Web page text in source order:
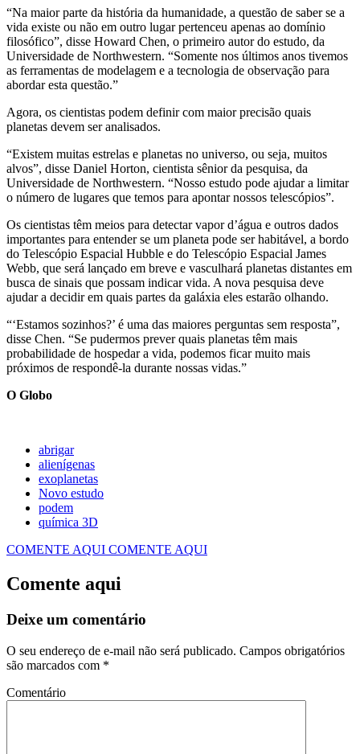
“Na maior parte da história da humanidade, a questão de saber se a
vida existe ou não em outro lugar pertenceu apenas ao domínio
filosófico”, disse Howard Chen, o primeiro autor do estudo, da
Universidade de Northwestern. “Somente nos últimos anos tivemos
as ferramentas de modelagem e a tecnologia de observação para
abordar esta questão.”
Agora, os cientistas podem definir com maior precisão quais
planetas devem ser analisados.
“Existem muitas estrelas e planetas no universo, ou seja, muitos
alvos”, disse Daniel Horton, cientista sênior da pesquisa, da
Universidade de Northwestern. “Nosso estudo pode ajudar a limitar
o número de lugares que temos para apontar nossos telescópios”.
Os cientistas têm meios para detectar vapor d’água e outros dados
importantes para entender se um planeta pode ser habitável, a bordo
do Telescópio Espacial Hubble e do Telescópio Espacial James
Webb, que será lançado em breve e vasculhará planetas distantes em
busca de sinais que possam indicar vida. A nova pesquisa deve
ajudar a decidir em quais partes da galáxia eles estarão olhando.
“‘Estamos sozinhos?’ é uma das maiores perguntas sem resposta”,
disse Chen. “Se pudermos prever quais planetas têm mais
probabilidade de hospedar a vida, podemos ficar muito mais
próximos de respondê-la durante nossas vidas.”
O Globo
abrigar
alienígenas
exoplanetas
Novo estudo
podem
química 3D
COMENTE AQUI COMENTE AQUI
Comente aqui
Deixe um comentário
O seu endereço de e-mail não será publicado. Campos obrigatórios
são marcados com *
Comentário